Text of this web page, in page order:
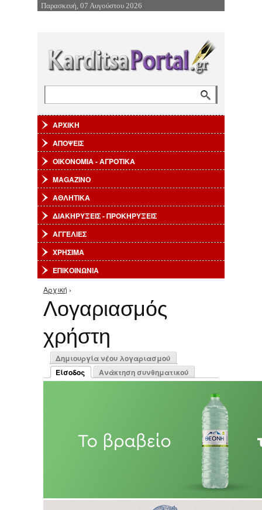
Επιστροφή στην Πλοήγηση
Παρασκευή, 07 Αυγούστου 2026
ΑΡΧΙΚΗ
ΑΠΟΨΕΙΣ
ΟΙΚΟΝΟΜΙΑ - ΑΓΡΟΤΙΚΑ
MAGAZINO
ΑΘΛΗΤΙΚΑ
ΔΙΑΚΗΡΥΞΕΙΣ - ΠΡΟΚΗΡΥΞΕΙΣ
ΑΓΓΕΛΙΕΣ
ΧΡΗΣΙΜΑ
ΕΠΙΚΟΙΝΩΝΙΑ
Είστε εδώ
Αρχική ›
Λογαριασμός
χρήστη
Πρωτεύουσες καρτέλες
Δημιουργία νέου λογαριασμού
Είσοδος
(ενεργή καρτέλα)
Ανάκτηση συνθηματικού